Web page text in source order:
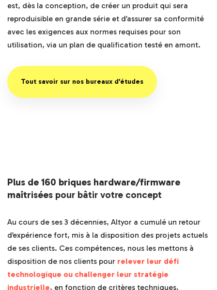
est, dès la conception, de créer un produit qui sera
reproduisible en grande série et d’assurer sa conformité
avec les exigences aux normes requises pour son
utilisation, via un plan de qualification testé en amont.
Tout savoir sur nos bureaux d’études
Plus de 160 briques hardware/firmware
maîtrisées pour bâtir votre concept
Au cours de ses 3 décennies, Altyor a cumulé un retour
d’expérience fort, mis à la disposition des projets actuels
de ses clients. Ces compétences, nous les mettons à
disposition de nos clients pour relever leur défi
technologique ou challenger leur stratégie
industrielle, en fonction de critères techniques,